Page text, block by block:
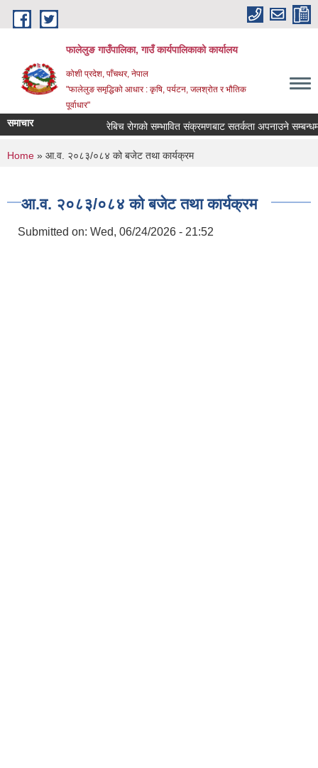
Skip to main content
फालेलुङ गाउँपालिका, गाउँ कार्यपालिकाको कार्यालय
कोशी प्रदेश, पाँचथर, नेपाल
"फालेलुङ समृद्धिको आधार : कृषि, पर्यटन, जलश्रोत र भौतिक
पूर्वाधार"
समाचार रेबिच रोगको सम्भावित संक्रमणबाट सतर्कता अपनाउने
You are here
Home » आ.व. २०८३/०८४ को बजेट तथा कार्यक्रम
आ.व. २०८३/०८४ को बजेट तथा कार्यक्रम
Submitted on: Wed, 06/24/2026 - 21:52